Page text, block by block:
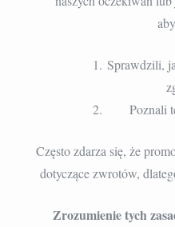
Sprawdzili,
Poznali
Często zdarza się, że
dotyczące zwrotów,
Zrozumienie tych